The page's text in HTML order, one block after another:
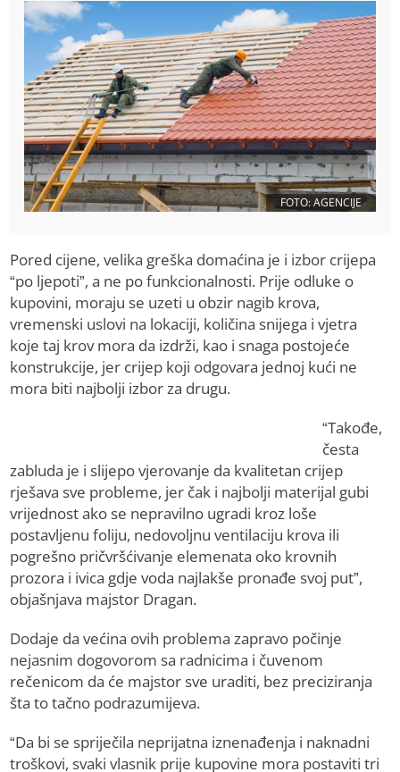
FOTO: AGENCIJE
Pored cijene, velika greška domaćina je i izbor crijepa
“po ljepoti”, a ne po funkcionalnosti. Prije odluke o
kupovini, moraju se uzeti u obzir nagib krova,
vremenski uslovi na lokaciji, količina snijega i vjetra
koje taj krov mora da izdrži, kao i snaga postojeće
konstrukcije, jer crijep koji odgovara jednoj kući ne
mora biti najbolji izbor za drugu.
“Takođe,
česta
zabluda je i slijepo vjerovanje da kvalitetan crijep
rješava sve probleme, jer čak i najbolji materijal gubi
vrijednost ako se nepravilno ugradi kroz loše
postavljenu foliju, nedovoljnu ventilaciju krova ili
pogrešno pričvršćivanje elemenata oko krovnih
prozora i ivica gdje voda najlakše pronađe svoj put”,
objašnjava majstor Dragan.
Dodaje da većina ovih problema zapravo počinje
nejasnim dogovorom sa radnicima i čuvenom
rečenicom da će majstor sve uraditi, bez preciziranja
šta to tačno podrazumijeva.
“Da bi se spriječila neprijatna iznenađenja i naknadni
troškovi, svaki vlasnik prije kupovine mora postaviti tri